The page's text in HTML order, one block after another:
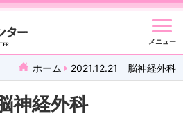
メニュー
ホーム 2021.12.21 脳神経外科
神経外科